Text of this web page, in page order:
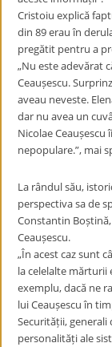
Cristoiu explică
din 89 erau în
pregătit pentru a
„Nu este adevărat
Ceaușescu.
aveau neveste.
dar nu avea un
Nicolae Ceaușescu
nepopulare.”, mai
La rândul său,
perspectiva sa de
Constantin
Ceaușescu.
„În acest caz sunt
la celelalte mărturii
exemplu, dacă ne
lui Ceaușescu în
Securității,
personalități ale